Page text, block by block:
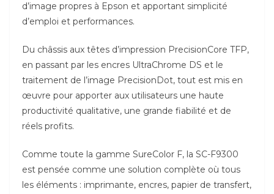
d’image propres à Epson et apportant simplicité
d’emploi et performances.
Du châssis aux têtes d’impression PrecisionCore TFP,
en passant par les encres UltraChrome DS et le
traitement de l’image PrecisionDot, tout est mis en
œuvre pour apporter aux utilisateurs une haute
productivité qualitative, une grande fiabilité et de
réels profits.
Comme toute la gamme SureColor F, la SC-F9300
est pensée comme une solution complète où tous
les éléments : imprimante, encres, papier de transfert,